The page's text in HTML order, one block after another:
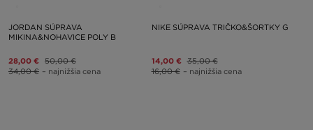
JORDAN SÚPRAVA
MIKINA&NOHAVICE POLY B
28,00 € 50,00 €
34,00 € – najnižšia cena
NIKE SÚPRAVA TRIČKO&ŠORTKY G
14,00 € 35,00 €
16,00 € – najnižšia cena